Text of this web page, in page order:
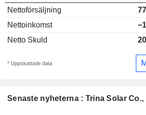
Senaste nyheterna : Trina Solar Co.,
Nettoförsäljning
Nettoinkomst
Netto Skuld
* Uppskattade data